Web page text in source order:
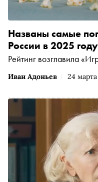
Иван Адоньев 24
Названы самые
России в 2025 году
Рейтинг возглавила